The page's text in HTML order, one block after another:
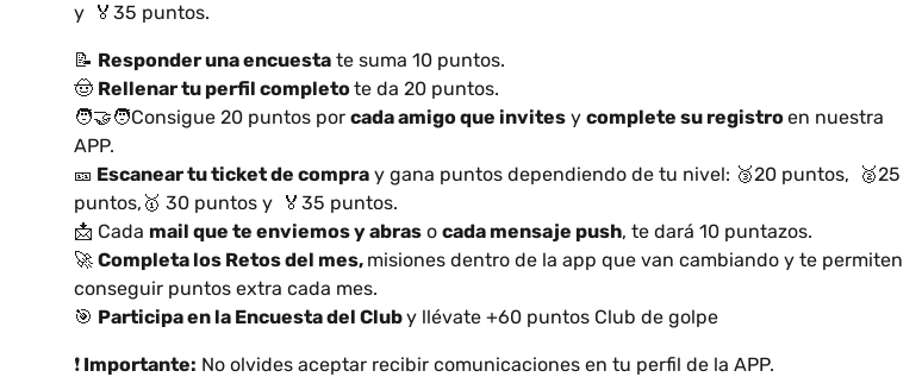
y 🏅35 puntos.
📝 Responder una encuesta te suma 10 puntos.
🤠 Rellenar tu perfil completote da 20 puntos.
🧑‍🤝‍🧑Consigue 20 puntos por cada amigo que invites y complete su registroen nuestra
APP.
🎫 Escanear tu ticket de compra y gana puntos dependiendo de tu nivel: 🥉20 puntos, 🥈25
puntos,🥇 30 puntos y 🏅35 puntos.
📩 Cada mail que te enviemos y abras o cada mensaje push, te dará 10 puntazos.
🚀 Completa los Retos del mes, misiones dentro de la app que van cambiando y te permiten
conseguir puntos extra cada mes.
🎯 Participa en la Encuesta del Cluby llévate +60 puntos Club de golpe
❗ Importante: No olvides aceptar recibir comunicaciones en tu perfil de la APP.